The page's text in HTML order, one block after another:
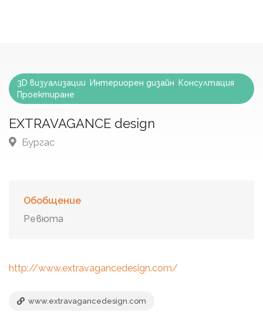
3D визуализации Интериорен дизайн Консултация
Проектиране
EXTRAVAGANCE design
Бургас
Обобщение
Ревюта
http://www.extravagancedesign.com/
www.extravagancedesign.com